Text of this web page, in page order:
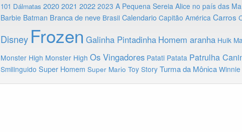
101 Dálmatas 2020 2021 2022 2023 A Pequena Sereia Alice no país das
Barbie Batman Branca de neve Brasil Calendario Capitão América Carros
Disney Frozen Galinha Pintadinha Homem aranha Hulk
Monster High Monster High Os Vingadores Patati Patata Patrulha
Smilinguido Super Homem Super Mario Toy Story Turma da Mônica